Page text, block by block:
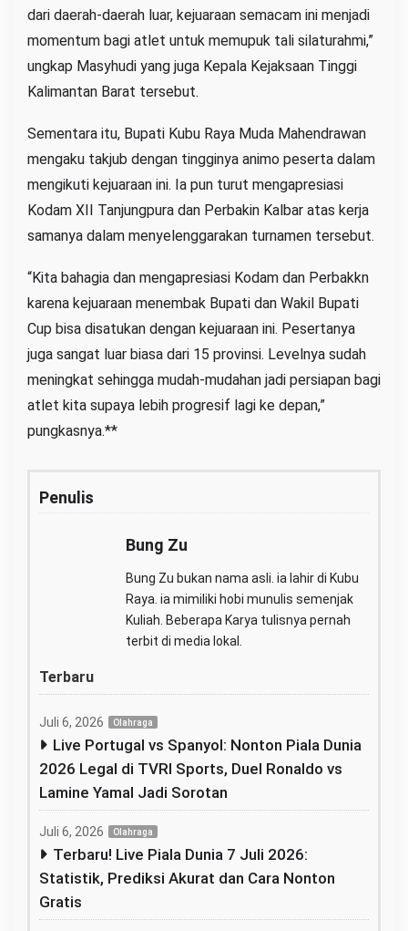
dari daerah-daerah luar, kejuaraan semacam ini menjadi
momentum bagi atlet untuk memupuk tali silaturahmi,”
ungkap Masyhudi yang juga Kepala Kejaksaan Tinggi
Kalimantan Barat tersebut.
Sementara itu, Bupati Kubu Raya Muda Mahendrawan
mengaku takjub dengan tingginya animo peserta dalam
mengikuti kejuaraan ini. Ia pun turut mengapresiasi
Kodam XII Tanjungpura dan Perbakin Kalbar atas kerja
samanya dalam menyelenggarakan turnamen tersebut.
“Kita bahagia dan mengapresiasi Kodam dan Perbakkn
karena kejuaraan menembak Bupati dan Wakil Bupati
Cup bisa disatukan dengan kejuaraan ini. Pesertanya
juga sangat luar biasa dari 15 provinsi. Levelnya sudah
meningkat sehingga mudah-mudahan jadi persiapan bagi
atlet kita supaya lebih progresif lagi ke depan,”
pungkasnya.**
Penulis
Bung Zu
Bung Zu bukan nama asli. ia lahir di Kubu
Raya. ia mimiliki hobi munulis semenjak
Kuliah. Beberapa Karya tulisnya pernah
terbit di media lokal.
Terbaru
Juli 6, 2026 Olahraga
Live Portugal vs Spanyol: Nonton Piala Dunia
2026 Legal di TVRI Sports, Duel Ronaldo vs
Lamine Yamal Jadi Sorotan
Juli 6, 2026 Olahraga
Terbaru! Live Piala Dunia 7 Juli 2026:
Statistik, Prediksi Akurat dan Cara Nonton
Gratis